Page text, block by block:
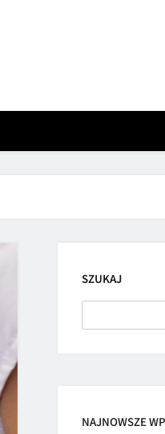
SZUKAJ
NAJNOWSZE